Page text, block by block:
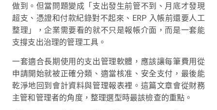
做到。但當問題變成「支出發生前管不到、月底才發現
超支、憑證和付款紀錄對不起來、ERP 入帳前還要人工
整理」，企業需要看的就不只是報帳介面，而是一套能
支撐支出治理的管理工具。
一套適合長期使用的支出管理軟體，應該讓每筆費用從
申請開始就被正確分類、適當核准、安全支付，最後能
乾淨地回到會計資料與管理報表裡。這篇文章會從財務
主管和管理者的角度，整理選型時最該檢查的重點。